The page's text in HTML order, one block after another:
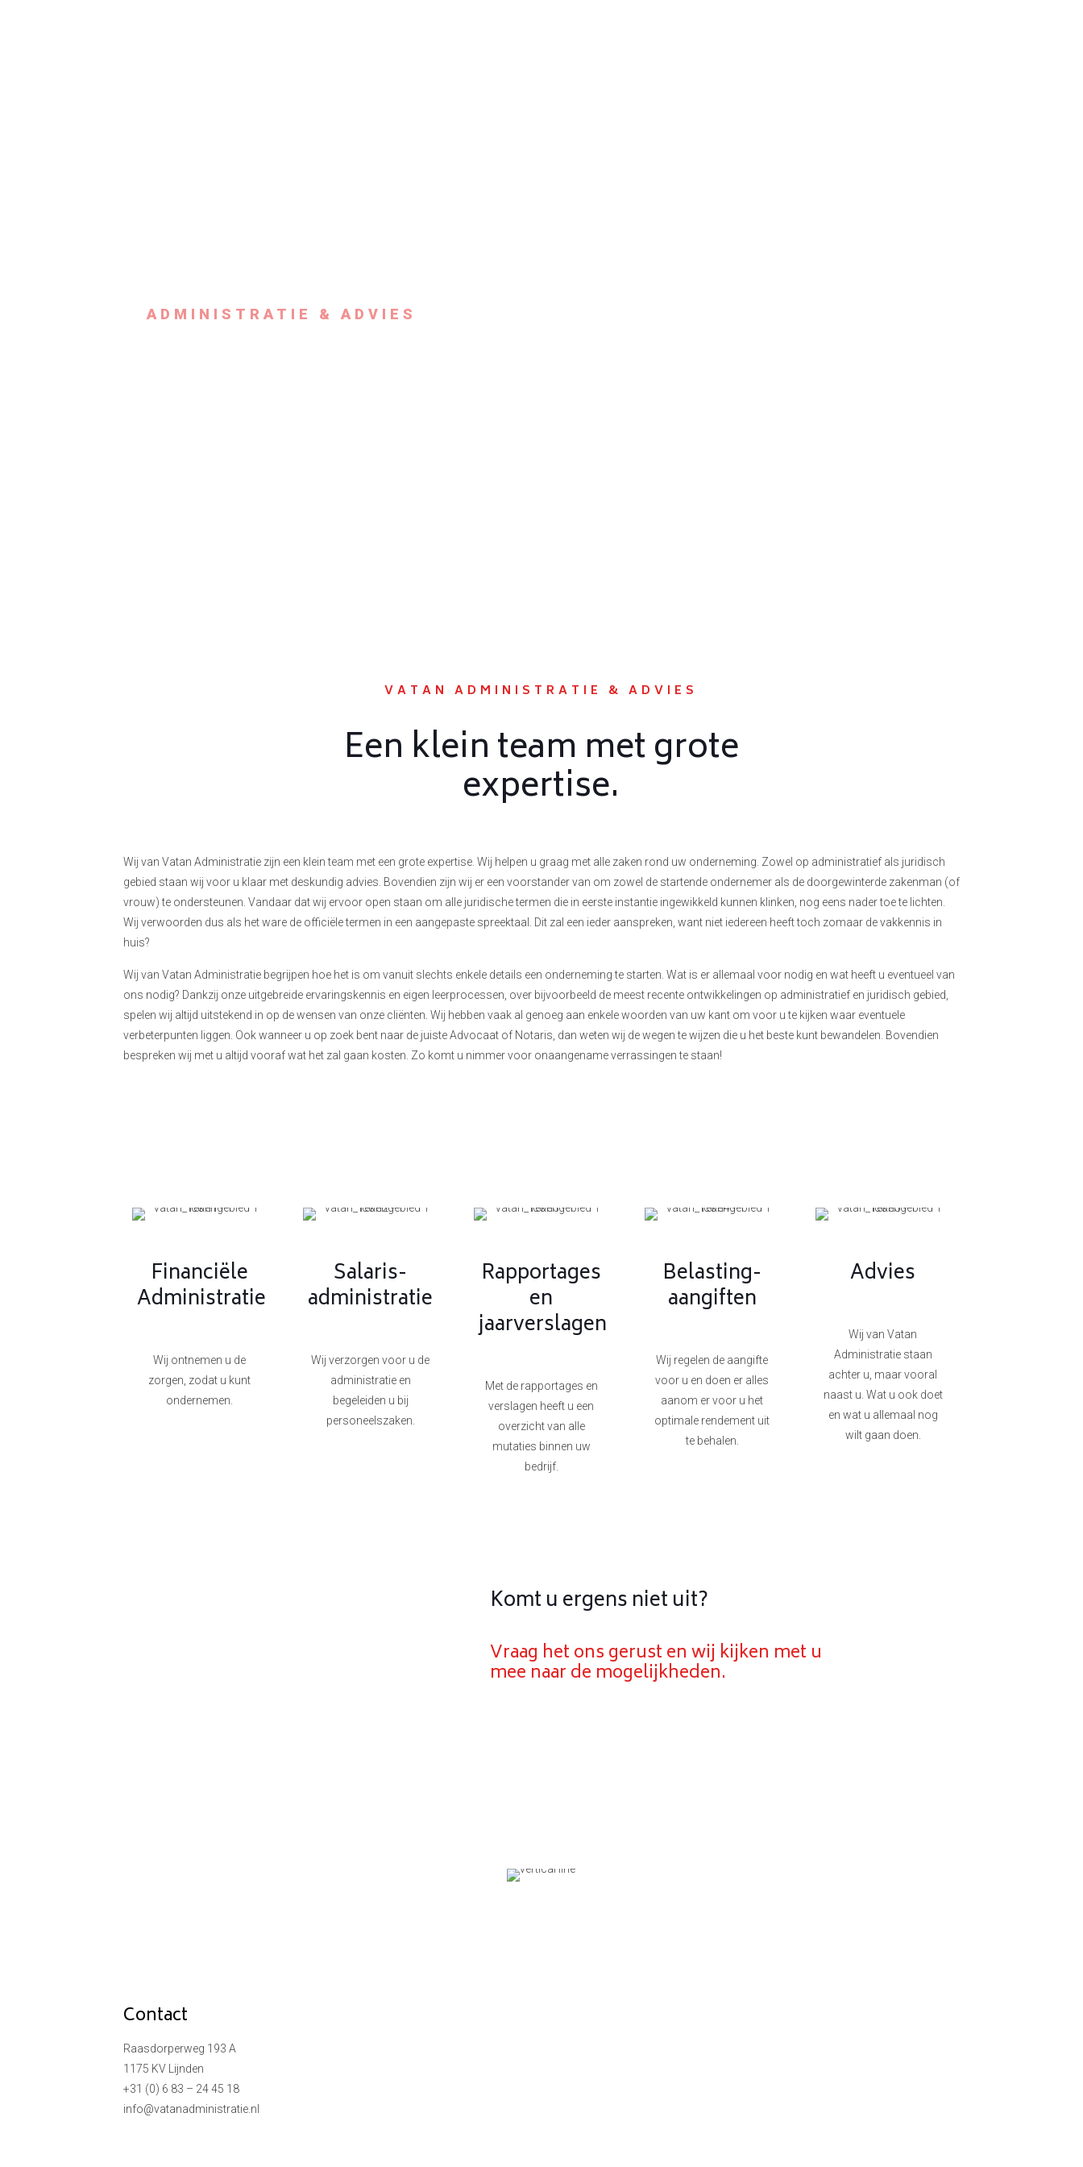
VATAN ADMINISTRATIE & ADVIES
Een klein team met grote
expertise.
Wij van Vatan Administratie zijn een klein team met een grote expertise. Wij helpen u graag met alle zaken rond uw onderneming. Zowel op administratief als juridisch
gebied staan wij voor u klaar met deskundig advies. Bovendien zijn wij er een voorstander van om zowel de startende ondernemer als de doorgewinterde zakenman (of
vrouw) te ondersteunen. Vandaar dat wij ervoor open staan om alle juridische termen die in eerste instantie ingewikkeld kunnen klinken, nog eens nader toe te lichten.
Wij verwoorden dus als het ware de officiële termen in een aangepaste spreektaal. Dit zal een ieder aanspreken, want niet iedereen heeft toch zomaar de vakkennis in
huis?
Wij van Vatan Administratie begrijpen hoe het is om vanuit slechts enkele details een onderneming te starten. Wat is er allemaal voor nodig en wat heeft u eventueel van
ons nodig? Dankzij onze uitgebreide ervaringskennis en eigen leerprocessen, over bijvoorbeeld de meest recente ontwikkelingen op administratief en juridisch gebied,
spelen wij altijd uitstekend in op de wensen van onze cliënten. Wij hebben vaak al genoeg aan enkele woorden van uw kant om voor u te kijken waar eventuele
verbeterpunten liggen. Ook wanneer u op zoek bent naar de juiste Advocaat of Notaris, dan weten wij de wegen te wijzen die u het beste kunt bewandelen. Bovendien
bespreken wij met u altijd vooraf wat het zal gaan kosten. Zo komt u nimmer voor onaangename verrassingen te staan!
Financiële
Administratie
Wij ontnemen u de
zorgen, zodat u kunt
ondernemen.
Salaris-
administratie
Wij verzorgen voor u de
administratie en
begeleiden u bij
personeelszaken.
Rapportages
en
jaarverslagen
Met de rapportages en
verslagen heeft u een
overzicht van alle
mutaties binnen uw
bedrijf.
Belasting-
aangiften
Wij regelen de aangifte
voor u en doen er alles
aanom er voor u het
optimale rendement uit
te behalen.
Advies
Wij van Vatan
Administratie staan
achter u, maar vooral
naast u. Wat u ook doet
en wat u allemaal nog
wilt gaan doen.
Komt u ergens niet uit?
Vraag het ons gerust en wij kijken met u
mee naar de mogelijkheden.
Contact
Raasdorperweg 193 A
1175 KV Lijnden
+31 (0) 6 83 – 24 45 18
info@vatanadministratie.nl